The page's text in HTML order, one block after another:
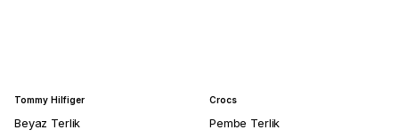
Tommy Hilfiger
Beyaz Terlik
Crocs
Pembe Terlik